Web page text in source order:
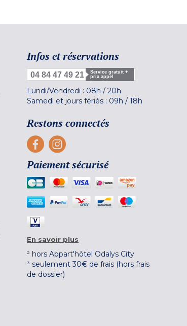
Infos et réservations
04 84 47 49 21
Service gratuit +
prix appel
Lundi/Vendredi : 08h / 20h
Samedi et jours fériés : 09h / 18h
Restons connectés
Paiement sécurisé
En savoir plus
² hors Appart'hôtel Odalys City
³ seulement 30€ de frais (hors frais
de dossier)